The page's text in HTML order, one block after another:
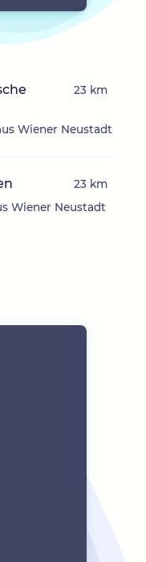
Wiener Neustadt
23 km
Wiener Neustadt
23 km